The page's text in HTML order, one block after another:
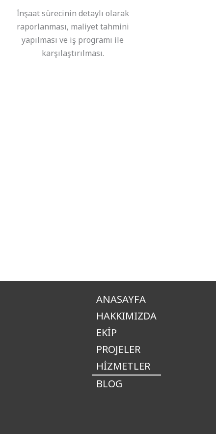
İnşaat sürecinin detaylı olarak
raporlanması, maliyet tahmini
yapılması ve iş programı ile
karşılaştırılması.
ANASAYFA
HAKKIMIZDA
EKIP
PROJELER
HIZMETLER
BLOG